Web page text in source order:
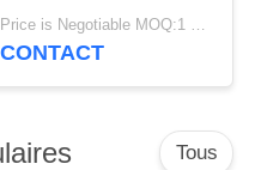
de 2E6*6 2S70-13
Price is Negotiable MOQ:1 PC
CONTACT
Tous